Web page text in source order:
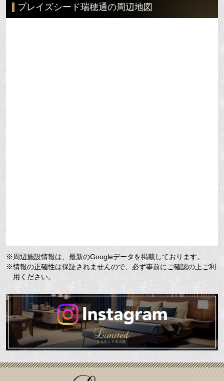
プレイズシード瑞穂通の周辺地図
※周辺施設情報は、最新のGoogleデータを掲載しております。
※情報の正確性は保証されませんので、必ず事前にご確認の上ご利
用ください。